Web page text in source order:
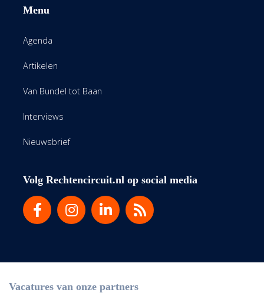
Menu
Agenda
Artikelen
Van Bundel tot Baan
Interviews
Nieuwsbrief
Volg Rechtencircuit.nl op social media
Vacatures van onze partners